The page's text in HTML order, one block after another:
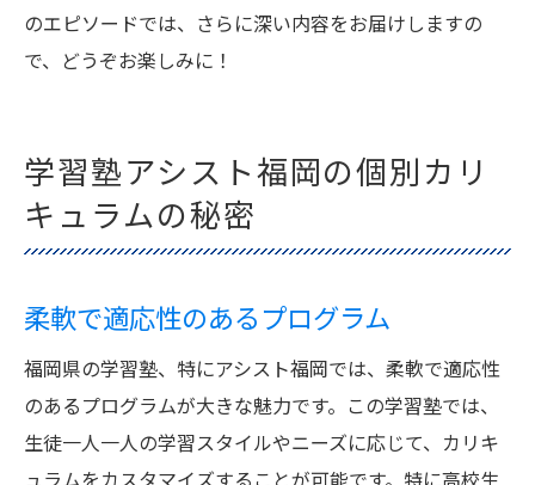
のエピソードでは、さらに深い内容をお届けしますの
で、どうぞお楽しみに！
学習塾アシスト福岡の個別カリ
キュラムの秘密
柔軟で適応性のあるプログラム
福岡県の学習塾、特にアシスト福岡では、柔軟で適応性
のあるプログラムが大きな魅力です。この学習塾では、
生徒一人一人の学習スタイルやニーズに応じて、カリキ